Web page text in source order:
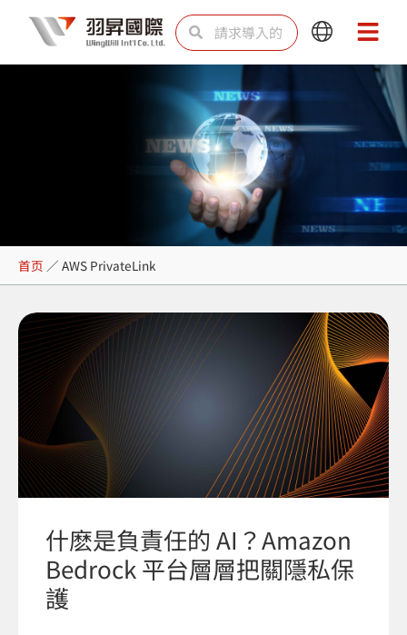
内
SearchSearch
Main
Menu
Main
Menu
AWS PrivateLink
首页 ／ AWS PrivateLink
什麽是負責任的 AI？Amazon
Bedrock 平台層層把關隱私保
護